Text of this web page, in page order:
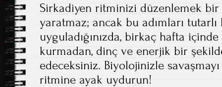
Sirkadiyen ritminizi düzenlemek
yaratmaz; ancak bu adımları
uyguladığınızda, birkaç hafta
kurmadan, dinç ve enerjik bir
edeceksiniz. Biyolojinizle
ritmine ayak uydurun!